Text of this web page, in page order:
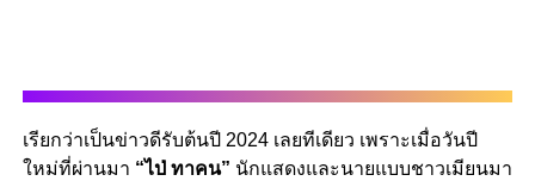
เรียกว่าเป็นข่าวดีรับต้นปี 2024 เลยทีเดียว เพราะเมื่อวันปี
ใหม่ที่ผ่านมา “ไป่ ทาคน” นักแสดงและนายแบบชาวเมียนมา